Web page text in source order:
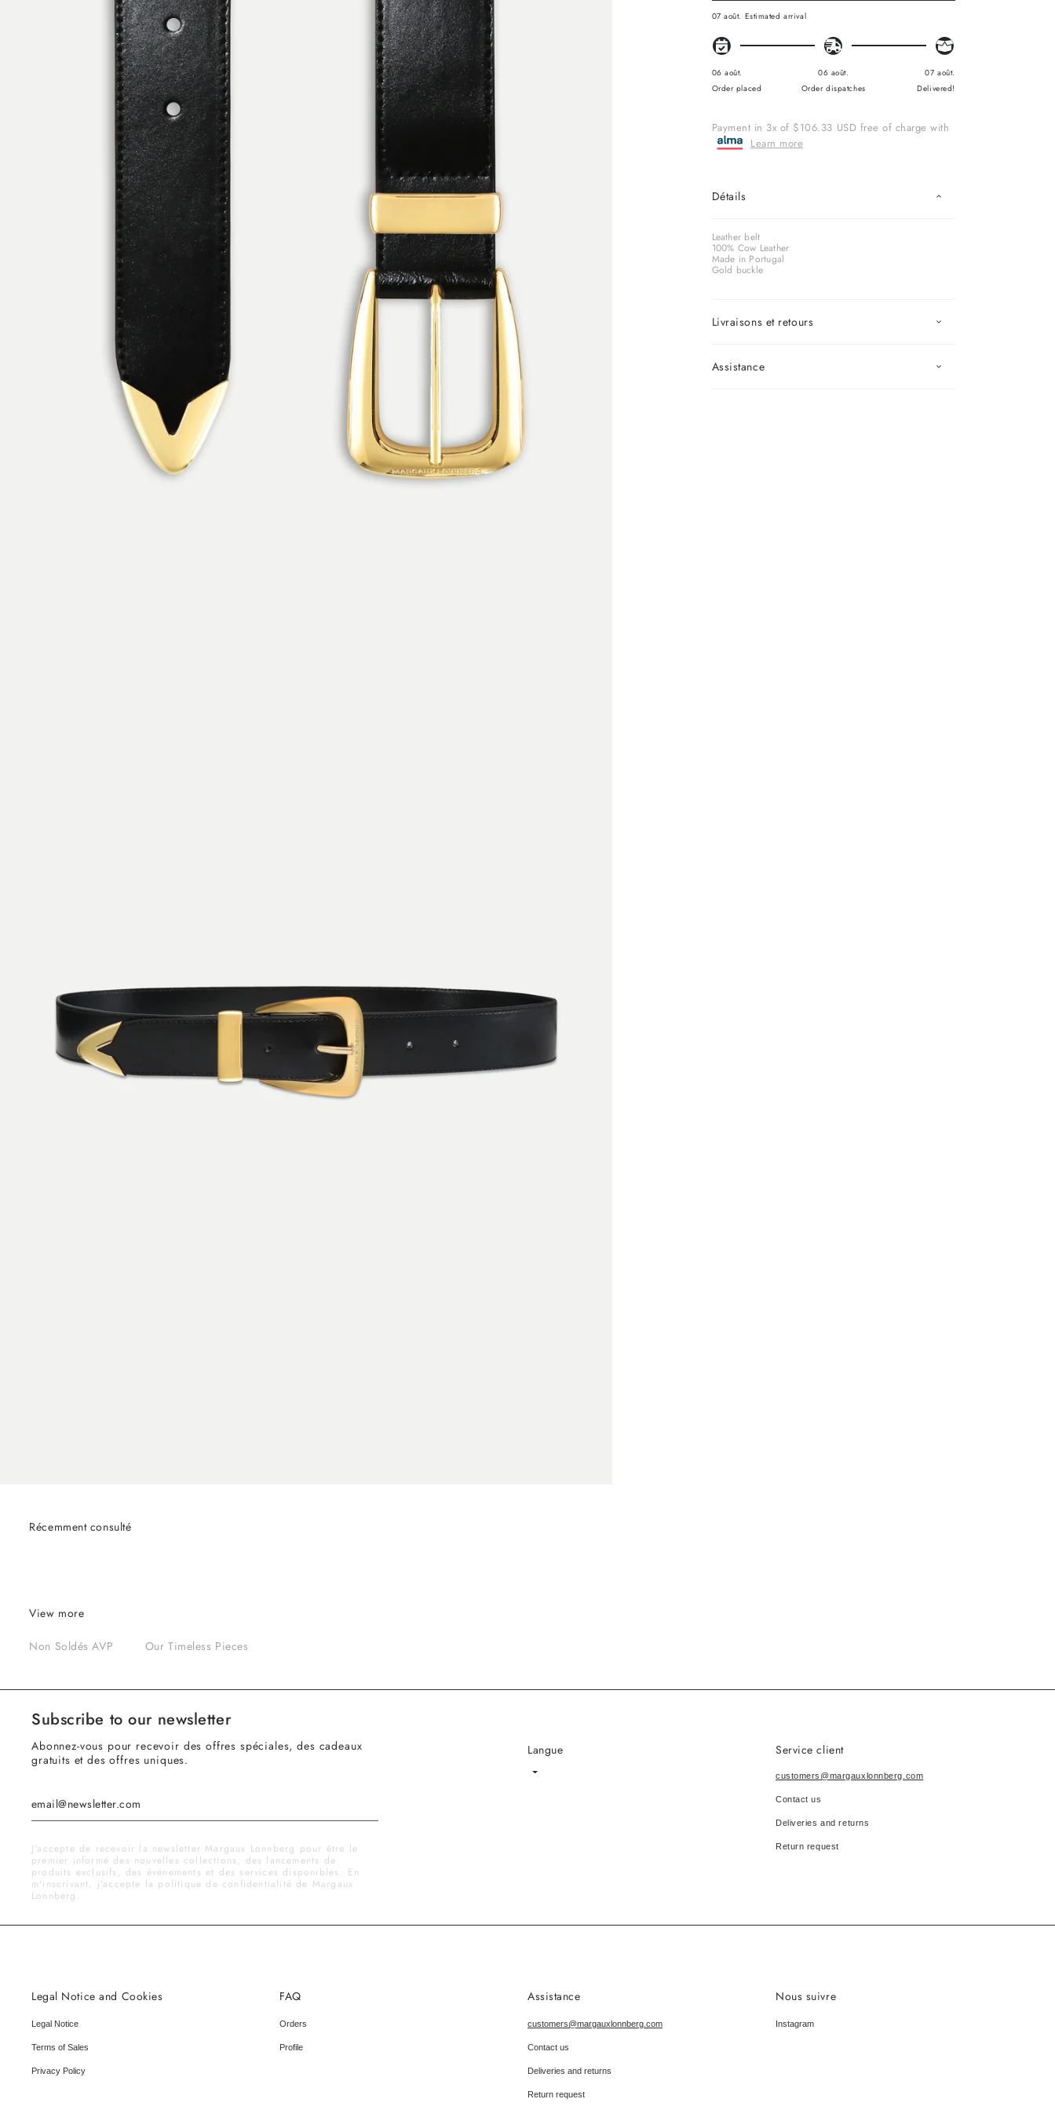
07 août. Estimated arrival
06 août.
Order placed
06 août.
Order dispatches
07 août.
Delivered!
Payment in 3x of $106.33 USD free of charge with
Learn more
Détails
Leather belt
100% Cow Leather
Made in Portugal
Gold buckle
Livraisons et retours
Assistance
Récemment consulté
View more
Non Soldés AVP Our Timeless Pieces
Subscribe to our newsletter
Abonnez-vous pour recevoir des offres spéciales, des cadeaux
gratuits et des offres uniques.
J'accepte de recevoir la newsletter Margaux Lonnberg pour être le
premier informé des nouvelles collections, des lancements de
produits exclusifs, des événements et des services disponibles. En
m'inscrivant, j'accepte la politique de confidentialité de Margaux
Lonnberg.
Langue
Language
Service client
customers@margauxlonnberg.com
Contact us
Deliveries and returns
Return request
Legal Notice and Cookies
Legal Notice
Terms of Sales
Privacy Policy
FAQ
Orders
Profile
Assistance
customers@margauxlonnberg.com
Contact us
Deliveries and returns
Return request
Nous suivre
Instagram